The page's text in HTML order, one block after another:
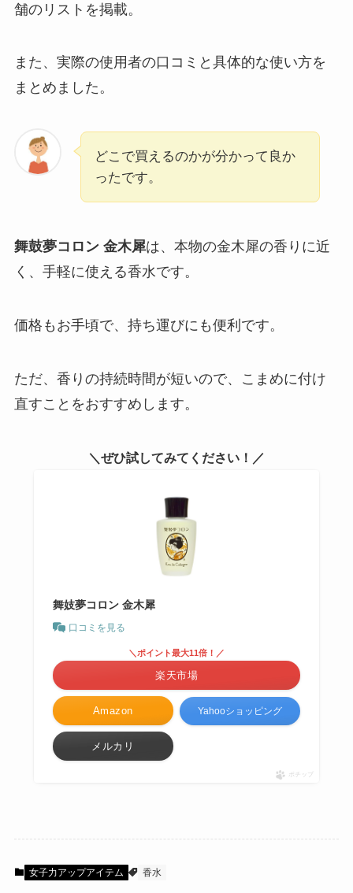
舗のリストを掲載。
また、実際の使用者の口コミと具体的な使い方を
まとめました。
どこで買えるのかが分かって良か
ったです。
舞鼓夢コロン 金木犀は、本物の金木犀の香りに近
く、手軽に使える香水です。
価格もお手頃で、持ち運びにも便利です。
ただ、香りの持続時間が短いので、こまめに付け
直すことをおすすめします。
＼ぜひ試してみてください！／
舞妓夢コロン 金木犀
口コミを見る
Amazon
＼ポイント最大11倍！／
楽天市場
Yahooショッピング
メルカリ
ポチップ
女子力アップアイテム 香水